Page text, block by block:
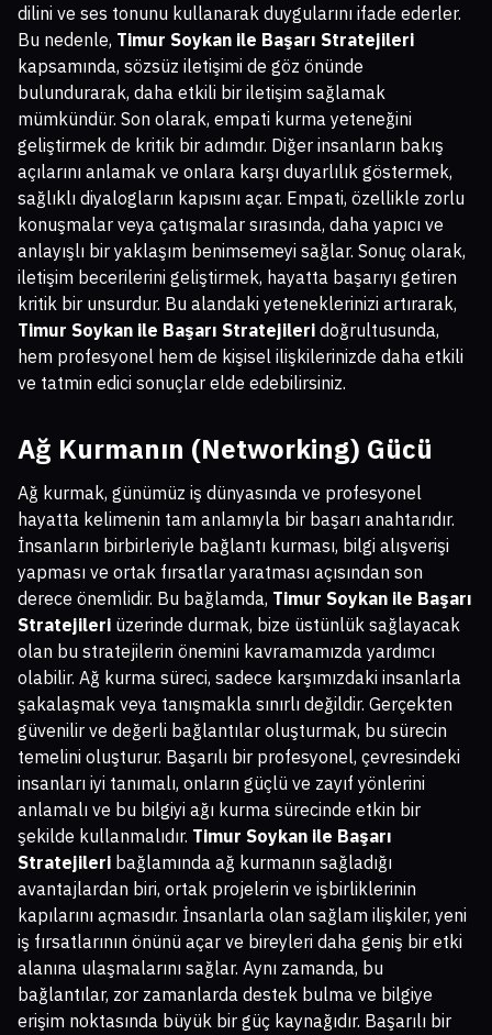
dilini ve ses tonunu kullanarak duygularını ifade ederler.
Bu nedenle, Timur Soykan ile Başarı Stratejileri
kapsamında, sözsüz iletişimi de göz önünde
bulundurarak, daha etkili bir iletişim sağlamak
mümkündür. Son olarak, empati kurma yeteneğini
geliştirmek de kritik bir adımdır. Diğer insanların bakış
açılarını anlamak ve onlara karşı duyarlılık göstermek,
sağlıklı diyalogların kapısını açar. Empati, özellikle zorlu
konuşmalar veya çatışmalar sırasında, daha yapıcı ve
anlayışlı bir yaklaşım benimsemeyi sağlar. Sonuç olarak,
iletişim becerilerini geliştirmek, hayatta başarıyı getiren
kritik bir unsurdur. Bu alandaki yeteneklerinizi artırarak,
Timur Soykan ile Başarı Stratejileri doğrultusunda,
hem profesyonel hem de kişisel ilişkilerinizde daha etkili
ve tatmin edici sonuçlar elde edebilirsiniz.
Ağ Kurmanın (Networking) Gücü
Ağ kurmak, günümüz iş dünyasında ve profesyonel
hayatta kelimenin tam anlamıyla bir başarı anahtarıdır.
İnsanların birbirleriyle bağlantı kurması, bilgi alışverişi
yapması ve ortak fırsatlar yaratması açısından son
derece önemlidir. Bu bağlamda, Timur Soykan ile Başarı
Stratejileri üzerinde durmak, bize üstünlük sağlayacak
olan bu stratejilerin önemini kavramamızda yardımcı
olabilir. Ağ kurma süreci, sadece karşımızdaki insanlarla
şakalaşmak veya tanışmakla sınırlı değildir. Gerçekten
güvenilir ve değerli bağlantılar oluşturmak, bu sürecin
temelini oluşturur. Başarılı bir profesyonel, çevresindeki
insanları iyi tanımalı, onların güçlü ve zayıf yönlerini
anlamalı ve bu bilgiyi ağı kurma sürecinde etkin bir
şekilde kullanmalıdır. Timur Soykan ile Başarı
Stratejileri bağlamında ağ kurmanın sağladığı
avantajlardan biri, ortak projelerin ve işbirliklerinin
kapılarını açmasıdır. İnsanlarla olan sağlam ilişkiler, yeni
iş fırsatlarının önünü açar ve bireyleri daha geniş bir etki
alanına ulaşmalarını sağlar. Aynı zamanda, bu
bağlantılar, zor zamanlarda destek bulma ve bilgiye
erişim noktasında büyük bir güç kaynağıdır. Başarılı bir